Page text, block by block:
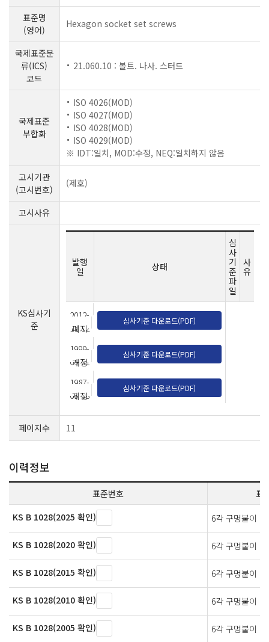
표준명
(영어)
Hexagon socket set screws
국제표준분
류(ICS)
코드
21.060.10 : 볼트. 나사. 스터드
국제표준
부합화
ISO 4026(MOD)
ISO 4027(MOD)
ISO 4028(MOD)
ISO 4029(MOD)
※ IDT:일치, MOD:수정, NEQ:일치하지 않음
고시기관
(고시번호)
(제호)
고시사유
KS심사기
준
발행
일
상태
심
사
기
준
파
일
사
유
2012-
11-12
폐지
심사기준 다운로드(PDF)
1999-
09-01
개정
심사기준 다운로드(PDF)
1987-
09-08
제정
심사기준 다운로드(PDF)
페이지수 11
이력정보
표준번호
표
KS B 1028(2025 확인)
6각 구멍붙이
KS B 1028(2020 확인) 6각 구멍붙이
KS B 1028(2015 확인) 6각 구멍붙이
KS B 1028(2010 확인) 6각 구멍붙이
KS B 1028(2005 확인) 6각 구멍붙이